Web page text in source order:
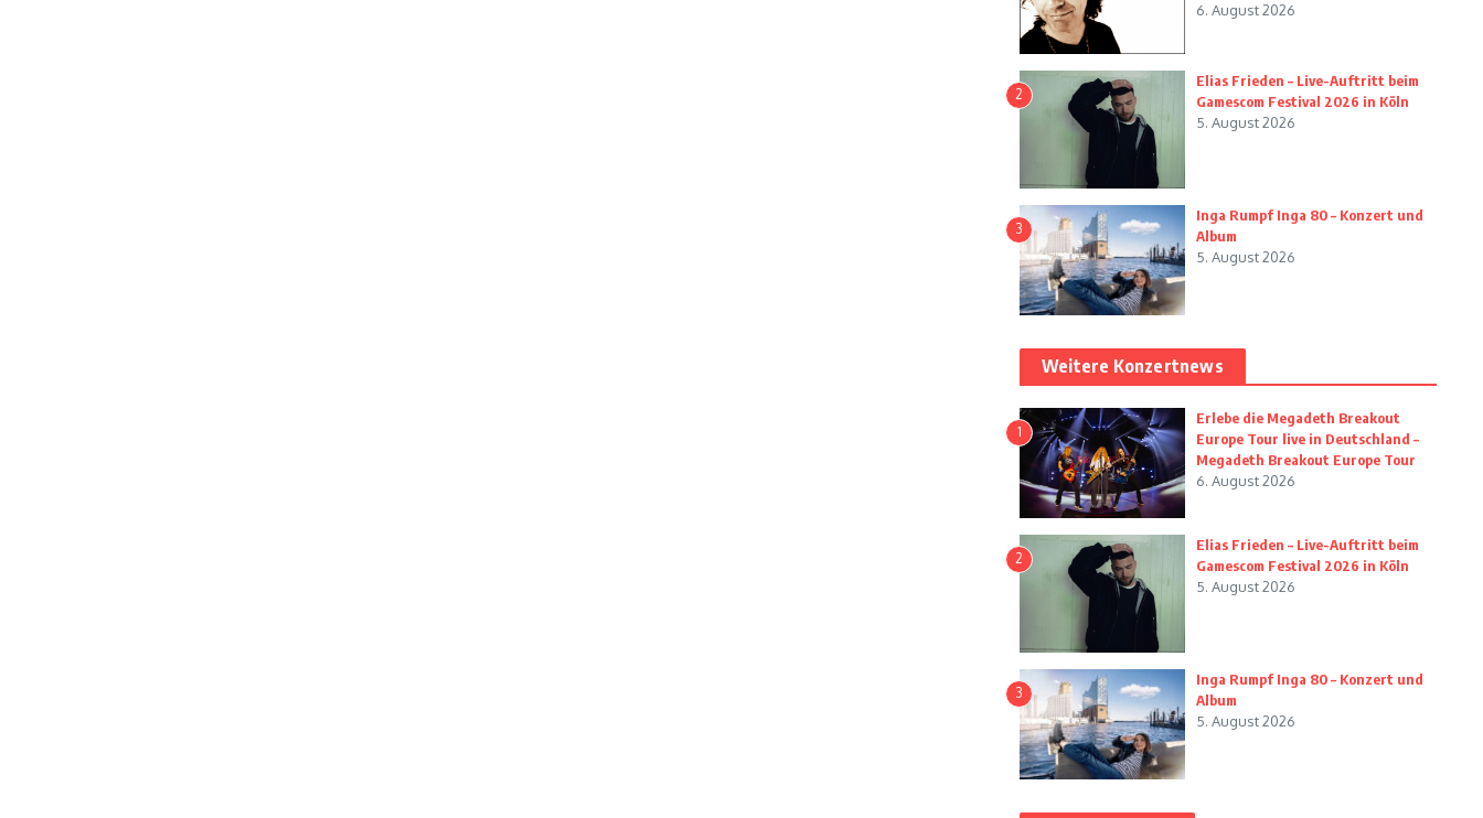
6. August 2026
2
Elias Frieden – Live-Auftritt beim
Gamescom Festival 2026 in Köln
5. August 2026
3
Inga Rumpf Inga 80 – Konzert und
Album
5. August 2026
Weitere Konzertnews
1
Erlebe die Megadeth Breakout
Europe Tour live in Deutschland –
Megadeth Breakout Europe Tour
6. August 2026
2
Elias Frieden – Live-Auftritt beim
Gamescom Festival 2026 in Köln
5. August 2026
3
Inga Rumpf Inga 80 – Konzert und
Album
5. August 2026